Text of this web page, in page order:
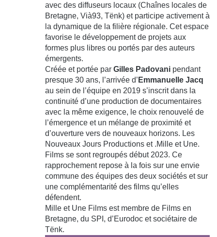
avec des diffuseurs locaux (Chaînes locales de
Bretagne, Vià93, Tënk) et participe activement à
la dynamique de la filière régionale. Cet espace
favorise le développement de projets aux
formes plus libres ou portés par des auteurs
émergents.
Créée et portée par Gilles Padovani pendant
presque 30 ans, l’arrivée d’ Emmanuelle Jacq
au sein de l’équipe en 2019 s’inscrit dans la
continuité d’une production de documentaires
avec la même exigence, le choix renouvelé de
l’émergence et un mélange de proximité et
d’ouverture vers de nouveaux horizons. Les
Nouveaux Jours Productions et .Mille et Une.
Films se sont regroupés début 2023. Ce
rapprochement repose à la fois sur une envie
commune des équipes des deux sociétés et sur
une complémentarité des films qu’elles
défendent.
Mille et Une Films est membre de Films en
Bretagne, du SPI, d’Eurodoc et sociétaire de
Tënk.